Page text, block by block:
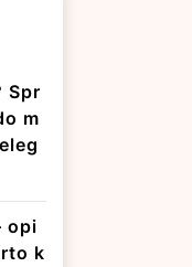
Spr
m
opi
k